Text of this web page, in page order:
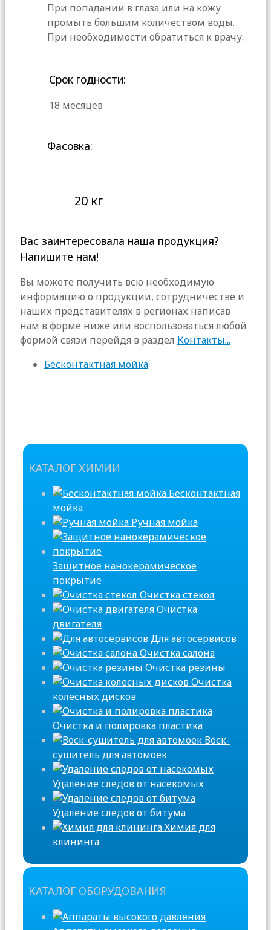
При попадании в глаза или на кожу
промыть большим количеством воды.
При необходимости обратиться к врачу.
Срок годности:
18 месяцев
Фасовка:
20 кг
Вас заинтересовала наша продукция?
Напишите нам!
Вы можете получить всю необходимую
информацию о продукции, сотрудничестве и
наших представителях в регионах написав
нам в форме ниже или воспользоваться любой
формой связи перейдя в раздел Контакты...
Бесконтактная мойка
КАТАЛОГ ХИМИИ
Бесконтактная
мойка
Ручная мойка
Защитное нанокерамическое
покрытие
Очистка стекол
Очистка
двигателя
Для автосервисов
Очистка салона
Очистка резины
Очистка
колесных дисков
Очистка и полировка пластика
Воск-
сушитель для автомоек
Удаление следов от насекомых
Удаление следов от битума
Химия для
клининга
КАТАЛОГ ОБОРУДОВАНИЯ